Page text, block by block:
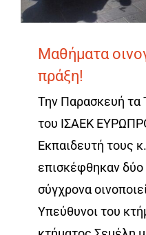
Μαθήματα
πράξη!
Την Παρασκευή τα
του ΙΣΑΕΚ
Εκπαιδευτή τους
επισκέφθηκαν δύο
σύγχρονα
Υπεύθυνοι του